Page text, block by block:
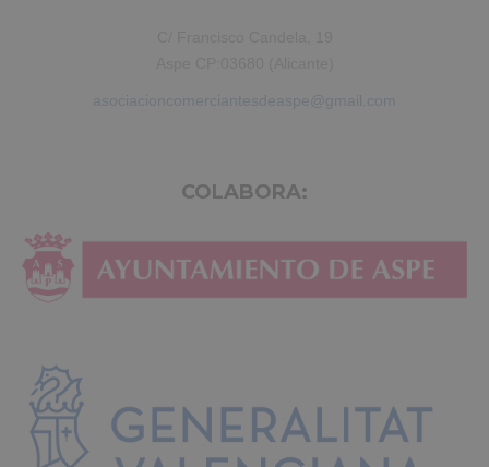
asociacioncomerciantesdeaspe@gmail.com
COLABORA: